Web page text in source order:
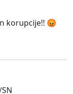
korupcije!! 😡